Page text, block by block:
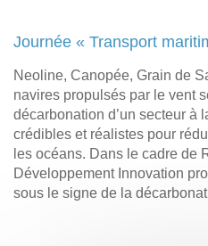
Journée « Transport
Neoline, Canopée, Grain de
navires propulsés par le vent
décarbonation d’un secteur à
crédibles et réalistes pour
les océans. Dans le cadre de
Développement Innovation
sous le signe de la